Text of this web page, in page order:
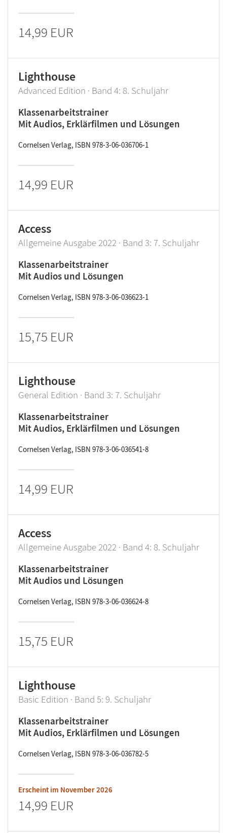
14,99 EUR
Lighthouse
Advanced Edition · Band 4: 8. Schuljahr
Klassenarbeitstrainer
Mit Audios, Erklärfilmen und Lösungen
Cornelsen Verlag, ISBN 978-3-06-036706-1
14,99 EUR
Access
Allgemeine Ausgabe 2022 · Band 3: 7. Schuljahr
Klassenarbeitstrainer
Mit Audios und Lösungen
Cornelsen Verlag, ISBN 978-3-06-036623-1
15,75 EUR
Lighthouse
General Edition · Band 3: 7. Schuljahr
Klassenarbeitstrainer
Mit Audios, Erklärfilmen und Lösungen
Cornelsen Verlag, ISBN 978-3-06-036541-8
14,99 EUR
Access
Allgemeine Ausgabe 2022 · Band 4: 8. Schuljahr
Klassenarbeitstrainer
Mit Audios und Lösungen
Cornelsen Verlag, ISBN 978-3-06-036624-8
15,75 EUR
Lighthouse
Basic Edition · Band 5: 9. Schuljahr
Klassenarbeitstrainer
Mit Audios, Erklärfilmen und Lösungen
Cornelsen Verlag, ISBN 978-3-06-036782-5
Erscheint im November 2026
14,99 EUR